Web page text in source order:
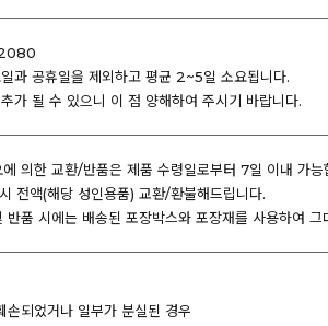
과 공휴일을 제외하고 평균 2~5일 소요됩니다.
가 될 수 있으니 이 점 양해하여 주시기 바랍니다.
의한 교환/반품은 제품 수령일로부터 7일 이내 가능
전액(해당 성인용품) 교환/환불해드립니다.
품 시에는 배송된 포장박스와 포장재를 사용하여 그
손되었거나 일부가 분실된 경우